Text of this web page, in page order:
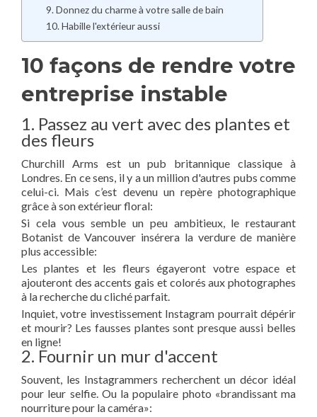
9. Donnez du charme à votre salle de bain
10. Habille l'extérieur aussi
10 façons de rendre votre
entreprise instable
1. Passez au vert avec des plantes et
des fleurs
Churchill Arms est un pub britannique classique à
Londres. En ce sens, il y a un million d'autres pubs comme
celui-ci. Mais c’est devenu un repère photographique
grâce à son extérieur floral:
Si cela vous semble un peu ambitieux, le restaurant
Botanist de Vancouver insérera la verdure de manière
plus accessible:
Les plantes et les fleurs égayeront votre espace et
ajouteront des accents gais et colorés aux photographes
à la recherche du cliché parfait.
Inquiet, votre investissement Instagram pourrait dépérir
et mourir? Les fausses plantes sont presque aussi belles
en ligne!
2. Fournir un mur d'accent
Souvent, les Instagrammers recherchent un décor idéal
pour leur selfie. Ou la populaire photo «brandissant ma
nourriture pour la caméra»: